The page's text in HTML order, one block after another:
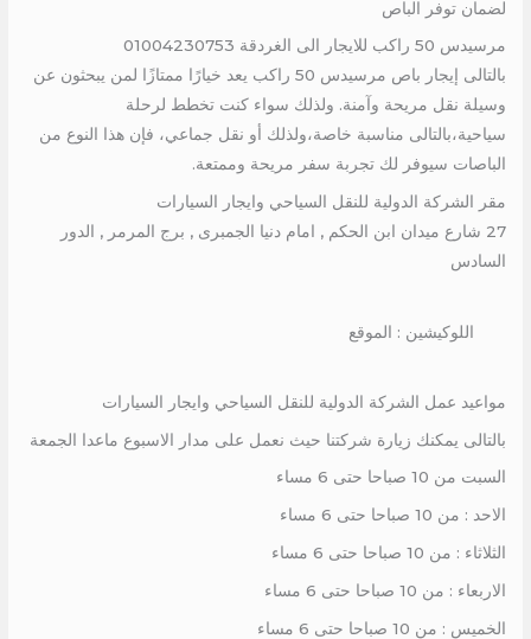
لضمان توفر الباص
مرسيدس 50 راكب للايجار الى الغردقة 01004230753
بالتالى إيجار باص مرسيدس 50 راكب يعد خيارًا ممتازًا لمن يبحثون عن
وسيلة نقل مريحة وآمنة. ولذلك سواء كنت تخطط لرحلة
سياحية،بالتالى مناسبة خاصة،ولذلك أو نقل جماعي، فإن هذا النوع من
الباصات سيوفر لك تجربة سفر مريحة وممتعة.
مقر الشركة الدولية للنقل السياحي وايجار السيارات
27 شارع ميدان ابن الحكم , امام دنيا الجمبرى , برج المرمر , الدور
السادس
اللوكيشين : الموقع
مواعيد عمل الشركة الدولية للنقل السياحي وايجار السيارات
بالتالى يمكنك زيارة شركتنا حيث نعمل على مدار الاسبوع ماعدا الجمعة
السبت من 10 صباحا حتى 6 مساء
الاحد : من 10 صباحا حتى 6 مساء
الثلاثاء : من 10 صباحا حتى 6 مساء
الاربعاء : من 10 صباحا حتى 6 مساء
الخميس : من 10 صباحا حتى 6 مساء